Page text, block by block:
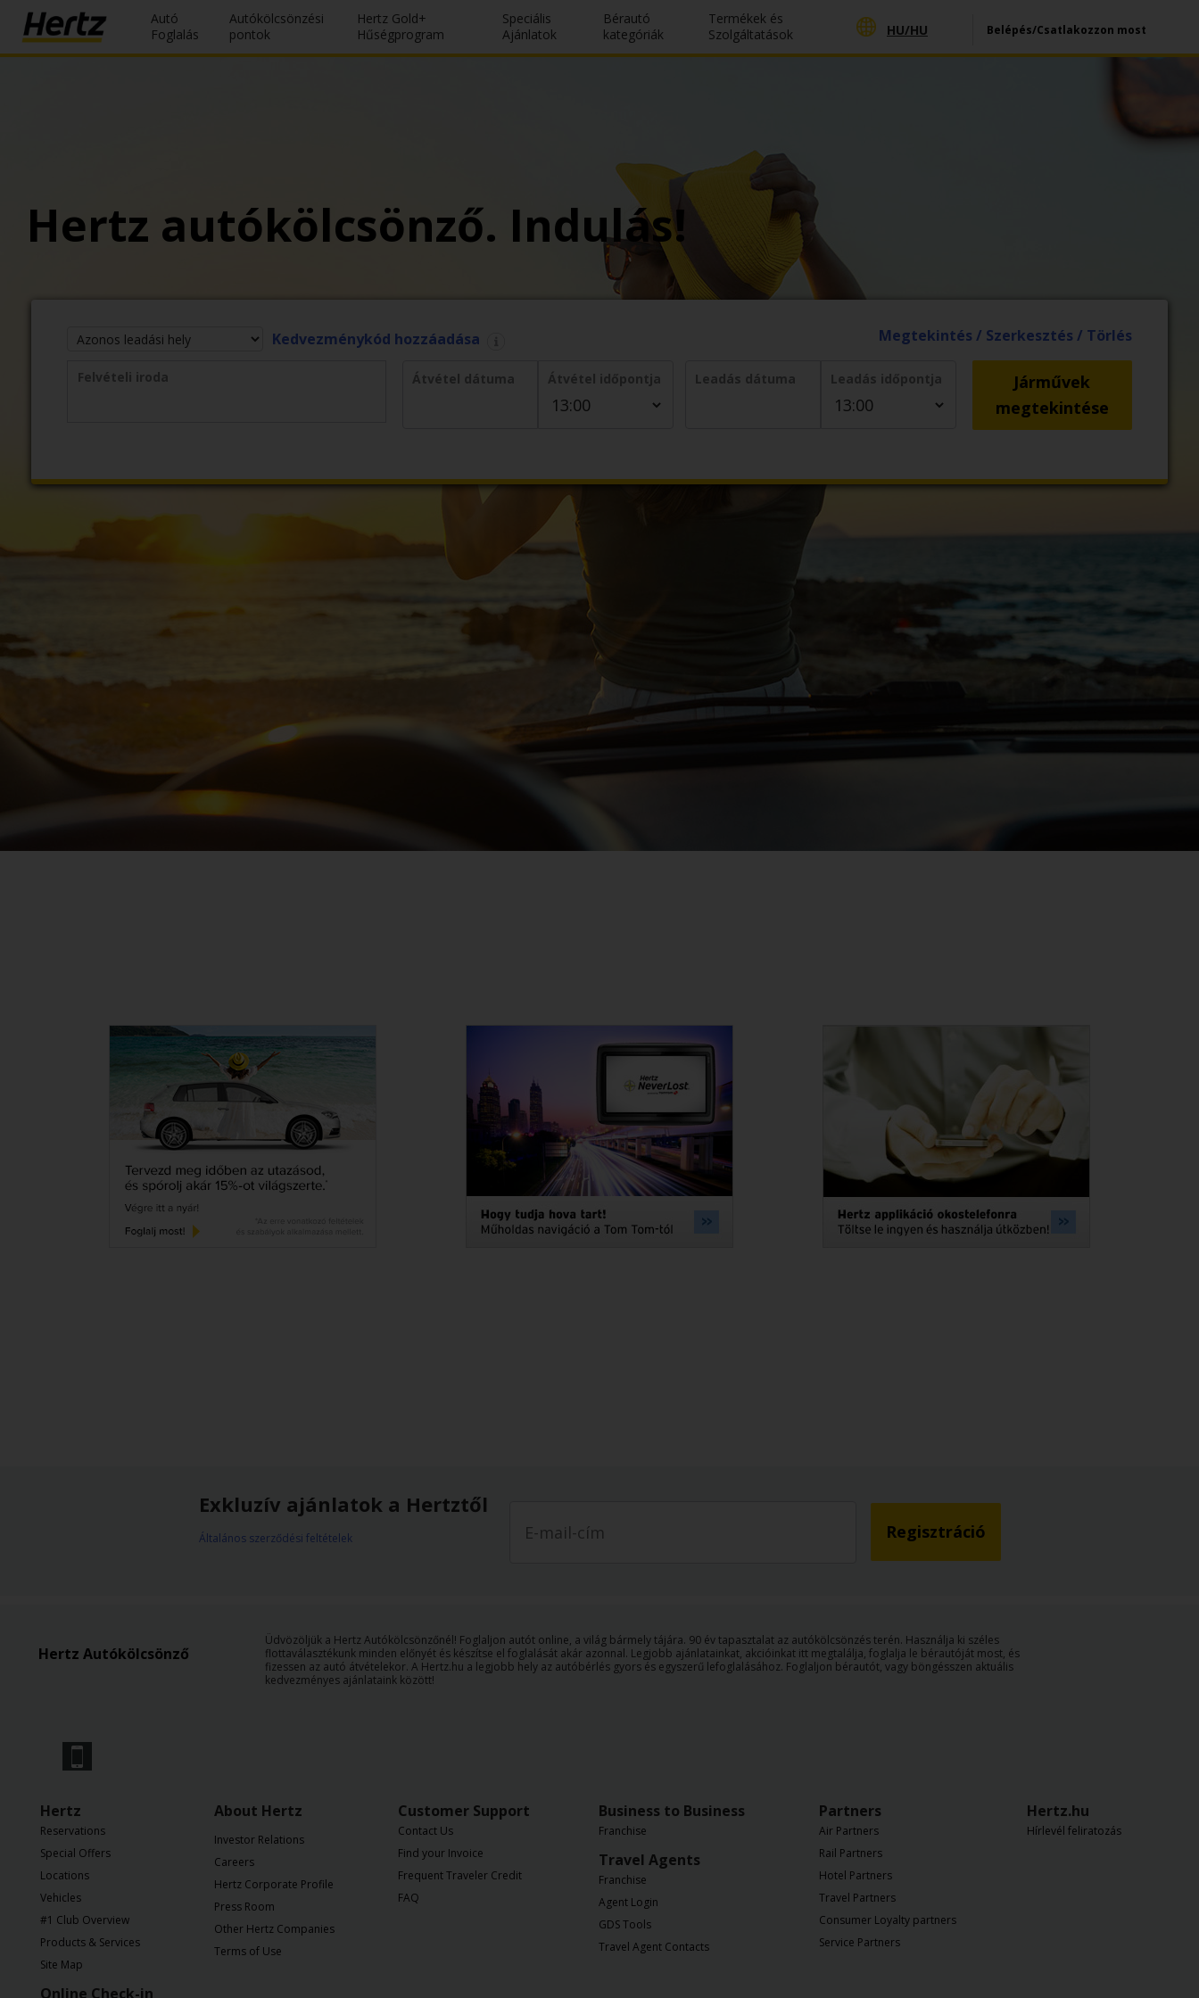
Autó
Foglalás
Autókölcsönzési
pontok
Hertz Gold+
Hűségprogram
Speciális
Ajánlatok
Bérautó
kategóriák
Termékek és
Szolgáltatások
HU/HU Belépés/Csatlakozzon most
Speciális
Ajánlatok
HU/HU
pontok
Gold+
Ajánlatok
Termékek
Hertz autókölcsönző. Indulás!
Kedvezménykód hozzáadása Megtekintés / Szerkesztés / Törlés
Felvételi iroda Átvétel dátuma Átvétel időpontja Leadás dátuma Leadás időpontja
Járművek
megtekintése
Exkluzív ajánlatok a Hertztől
Általános szerződési feltételek Regisztráció
Hertz Autókölcsönző
Üdvözöljük a Hertz Autókölcsönzőnél! Foglaljon autót online, a világ bármely tájára. 90 év tapasztalat az autókölcsönzés terén. Használja ki széles
flottaválasztékunk minden előnyét és készítse el foglalását akár azonnal. Legjobb ajánlatainkat, akcióinkat itt megtalálja, foglalja le bérautóját most, és
fizessen az autó átvételekor. A Hertz.hu a legjobb hely az autóbérlés gyors és egyszerű lefoglalásához. Foglaljon bérautót, vagy böngésszen aktuális
kedvezményes ajánlataink között!
Hertz
Reservations
Special Offers
Locations
Vehicles
#1 Club Overview
Products & Services
Site Map
Online Check-in
About Hertz
Investor Relations
Careers
Hertz Corporate Profile
Press Room
Other Hertz Companies
Terms of Use
Customer Support
Contact Us
Find your Invoice
Frequent Traveler Credit
FAQ
Business to Business
Franchise
Travel Agents
Franchise
Agent Login
GDS Tools
Travel Agent Contacts
Partners
Air Partners
Rail Partners
Hotel Partners
Travel Partners
Consumer Loyalty partners
Service Partners
Hertz.hu
Hírlevél feliratozás